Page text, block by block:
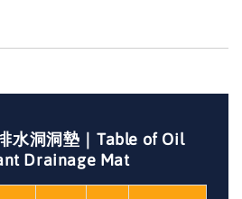
水洞洞墊｜Table of Oil
Drainage Mat